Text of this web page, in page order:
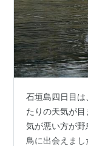
石垣島四日目
たりの天気が
気が悪い方が
鳥に出会えまし